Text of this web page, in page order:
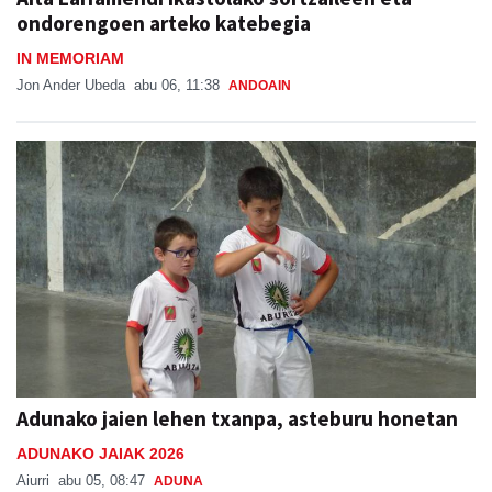
ondorengoen arteko katebegia
IN MEMORIAM
Jon Ander Ubeda abu 06, 11:38 ANDOAIN
Adunako jaien lehen txanpa, asteburu honetan
ADUNAKO JAIAK 2026
Aiurri abu 05, 08:47 ADUNA